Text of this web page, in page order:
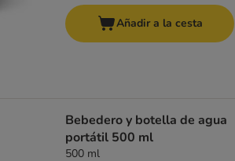
Añadir a la cesta
Bebedero y botella de agua
portátil 500 ml
500 ml